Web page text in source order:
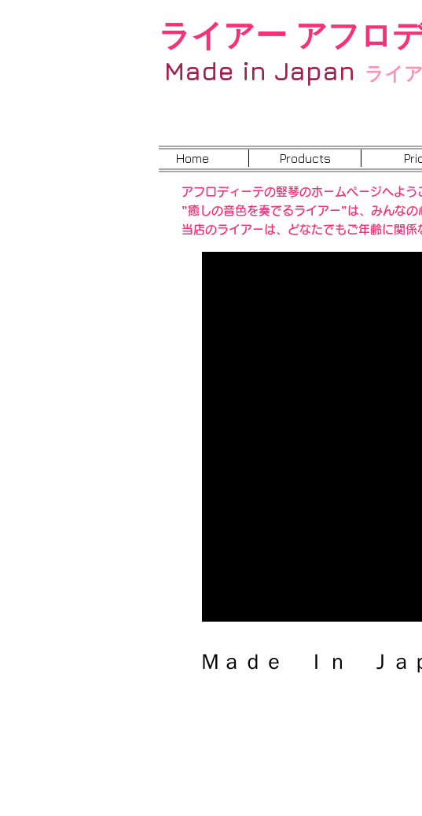
ライアー アフロ
Made in Japan ライ
Home Products
アフロディーテの竪琴のホームページへよう
”癒しの音色を奏でるライアー”は、みんな
当店のライアーは、どなたでもご年齢に関
Ｍａｄｅ Ｉｎ Ｊａ